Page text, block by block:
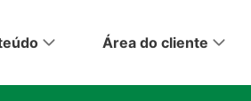
Área do cliente